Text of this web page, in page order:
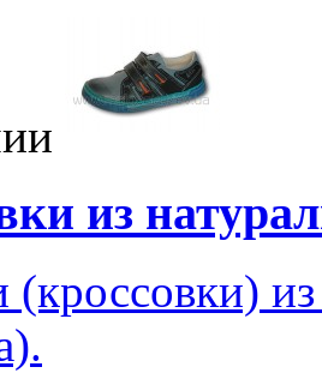
из
(кроссовки)